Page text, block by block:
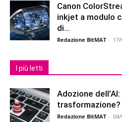
Canon
inkjet a modulo
di...
Redazione BitMAT -
I più letti
Adozione
trasformazione?
Redazione BitMAT - 04/